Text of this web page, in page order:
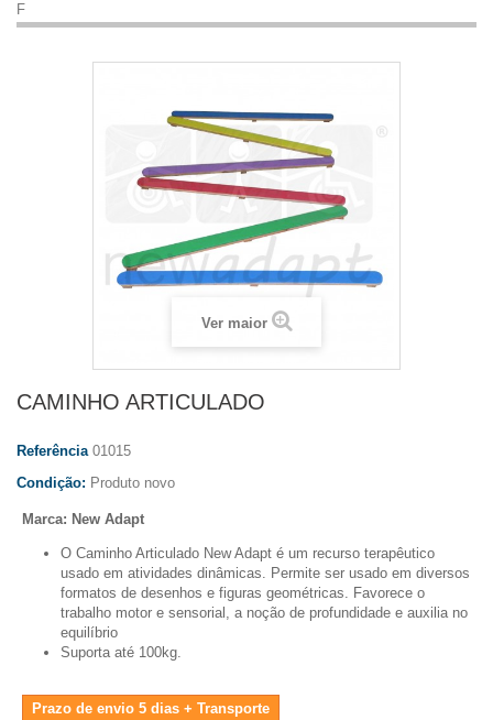
F
Ver maior
CAMINHO ARTICULADO
Referência 01015
Condição: Produto novo
Marca: New Adapt
O Caminho Articulado New Adapt é um recurso terapêutico
usado em atividades dinâmicas. Permite ser usado em diversos
formatos de desenhos e figuras geométricas. Favorece o
trabalho motor e sensorial, a noção de profundidade e auxilia no
equilíbrio
Suporta até 100kg.
Prazo de envio 5 dias + Transporte